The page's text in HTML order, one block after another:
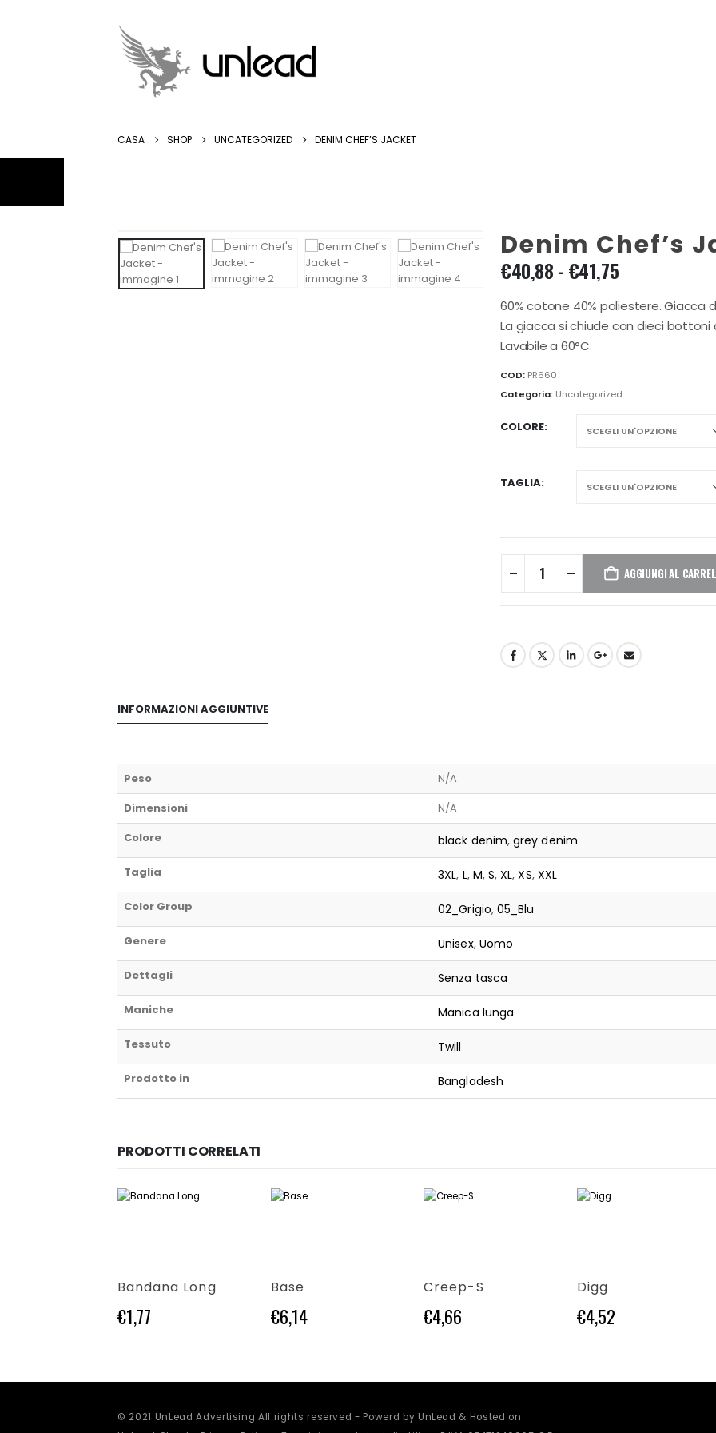
CASA SHOP UNCATEGORIZED DENIM CHEF’S JACKET
Denim Chef’s
€40,88-€41,75Fascia
prezzo:
da
€41,75
60% cotone 40% poliestere. Giacca
La giacca si chiude con dieci
Lavabile a 60°C.
COD: PR660
Categoria: Uncategorized
COLORE
TAGLIA
AGGIUNGI AL
INFORMAZIONI AGGIUNTIVE
Peso
N/A
Dimensioni
N/A
Colore
black denim,grey denim
Taglia 3XL, L, M, S,XL,XS, XXL
Color Group 02_Grigio, 05_Blu
Genere Unisex, Uomo
Dettagli Senza tasca
Maniche Manica lunga
Tessuto Twill
Prodotto in Bangladesh
PRODOTTI CORRELATI
Questo prodotto ha più varianti. Le opzioni possono essere scelte nella pagina del prodotto
Bandana Long
€1,77
Questo prodotto ha più varianti. Le opzioni possono essere scelte nella pagina del prodotto
Base
€6,14
Questo prodotto ha più varianti. Le opzioni possono essere scelte nella pagina del prodotto
Creep-S
€4,66
Questo prodotto ha più varianti. Le opzioni possono essere scelte nella pagina del prodotto
Digg
€4,52
© 2021 UnLead Advertising All rights reserved - Powerd by UnLead & Hosted on